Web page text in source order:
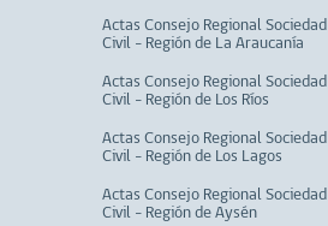
Actas Consejo Regional Sociedad
Civil - Región de La Araucanía
Actas Consejo Regional Sociedad
Civil - Región de Los Ríos
Actas Consejo Regional Sociedad
Civil - Región de Los Lagos
Actas Consejo Regional Sociedad
Civil - Región de Aysén